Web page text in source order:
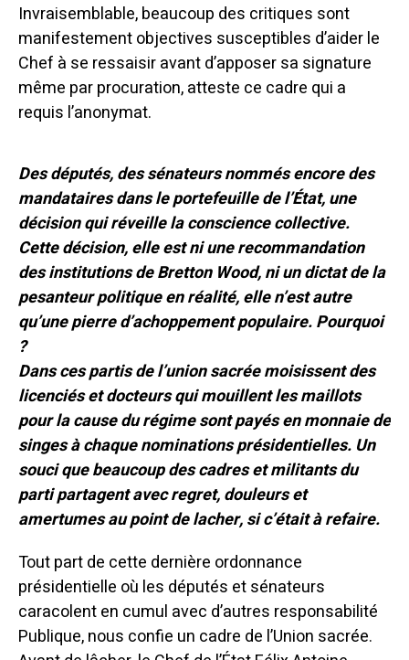
Invraisemblable, beaucoup des critiques sont
manifestement objectives susceptibles d’aider le
Chef à se ressaisir avant d’apposer sa signature
même par procuration, atteste ce cadre qui a
requis l’anonymat.
Des députés, des sénateurs nommés encore des
mandataires dans le portefeuille de l’État, une
décision qui réveille la conscience collective.
Cette décision, elle est ni une recommandation
des institutions de Bretton Wood, ni un dictat de la
pesanteur politique en réalité, elle n’est autre
qu’une pierre d’achoppement populaire. Pourquoi
?
Dans ces partis de l’union sacrée moisissent des
licenciés et docteurs qui mouillent les maillots
pour la cause du régime sont payés en monnaie de
singes à chaque nominations présidentielles. Un
souci que beaucoup des cadres et militants du
parti partagent avec regret, douleurs et
amertumes au point de lacher, si c’était à refaire.
Tout part de cette dernière ordonnance
présidentielle où les députés et sénateurs
caracolent en cumul avec d’autres responsabilité
Publique, nous confie un cadre de l’Union sacrée.